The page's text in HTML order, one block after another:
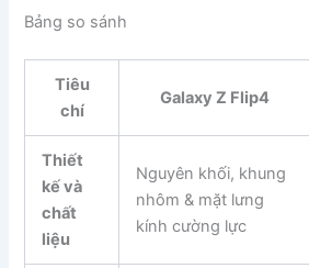
Bảng so sánh
Tiêu
chí
Galaxy Z Flip4
Thiết
kế và
chất
liệu
Nguyên khối, khung
nhôm & mặt lưng
kính cường lực